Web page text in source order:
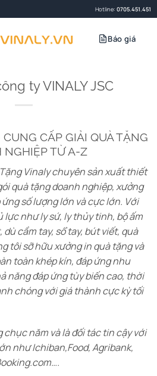
Hotline: 0705.451.451
Báo giá
ty VINALY JSC
CẤP GIẢI QUÀ TẶNG
NGHIỆP TỪ A-Z
Vinaly chuyên sản xuất thiết
quà tặng doanh nghiệp, xưởng
số lượng lớn và cực lớn. Với
lực như ly sứ, ly thủy tinh, bộ ấm
cầm tay, sổ tay, bút viết, quà
tôi sỡ hữu xưởng in quà tặng và
toàn khép kín, đáp ứng nhu
năng đáp ứng tùy biến cao, thời
chóng với giá thành cực kỳ tối
chục năm và là đối tác tin cậy với
như Ichiban,Food, Agribank,